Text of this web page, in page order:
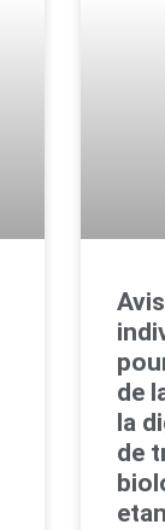
de
la
de